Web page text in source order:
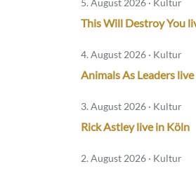
5. August 2026 · Kultur
This Will Destroy You
4. August 2026 · Kultur
Animals As Leaders
3. August 2026 · Kultur
Rick Astley live in Köln
2. August 2026 · Kultur